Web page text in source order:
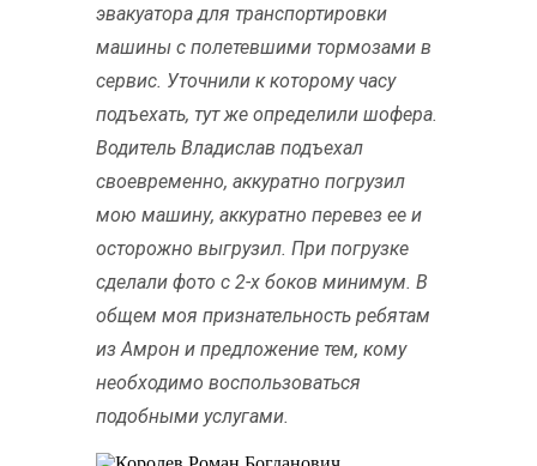
эвакуатора для транспортировки
машины с полетевшими тормозами в
сервис. Уточнили к которому часу
подъехать, тут же определили шофера.
Водитель Владислав подъехал
своевременно, аккуратно погрузил
мою машину, аккуратно перевез ее и
осторожно выгрузил. При погрузке
сделали фото с 2-х боков минимум. В
общем моя признательность ребятам
из Амрон и предложение тем, кому
необходимо воспользоваться
подобными услугами.